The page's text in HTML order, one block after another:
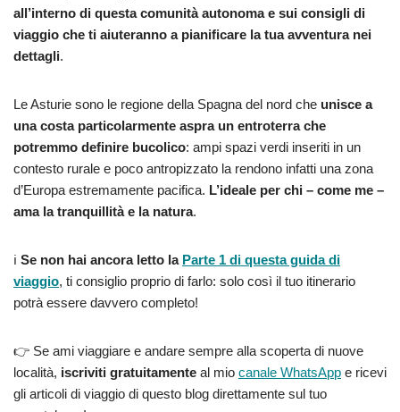
all’interno di questa comunità autonoma e sui consigli di
viaggio che ti aiuteranno a pianificare la tua avventura nei
dettagli.
Le Asturie sono le regione della Spagna del nord che unisce a
una costa particolarmente aspra un entroterra che
potremmo definire bucolico: ampi spazi verdi inseriti in un
contesto rurale e poco antropizzato la rendono infatti una zona
d’Europa estremamente pacifica. L’ideale per chi – come me –
ama la tranquillità e la natura.
ℹ️ Se non hai ancora letto la Parte 1 di questa guida di
viaggio, ti consiglio proprio di farlo: solo così il tuo itinerario
potrà essere davvero completo!
👉 Se ami viaggiare e andare sempre alla scoperta di nuove
località, iscriviti gratuitamente al mio canale WhatsApp e ricevi
gli articoli di viaggio di questo blog direttamente sul tuo